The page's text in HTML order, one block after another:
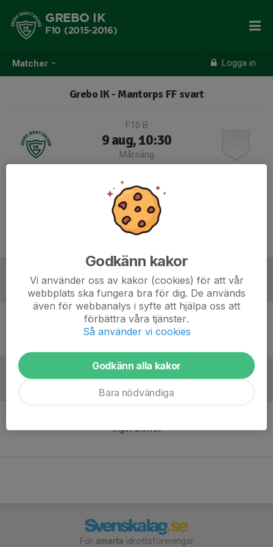
Matcher Logga in
GREBO IK
F10 (2015-2016)
Grebo IK - Mantorps FF svart
F10 B
9 aug, 10:30
Mårsäng
Samling 09:45
Endast kallade kan anmäla sig till aktiviteten. 16 personer är kallade.
Laguppställning
Ingen uppställning ifylld
Inget skrivet
För smarta idrottsföreningar
Godkänn kakor
Vi använder oss av kakor (cookies) för att vår
webbplats ska fungera bra för dig. De används
även för webbanalys i syfte att hjälpa oss att
förbättra våra tjänster.
Så använder vi cookies
Godkänn alla kakor
Bara nödvändiga